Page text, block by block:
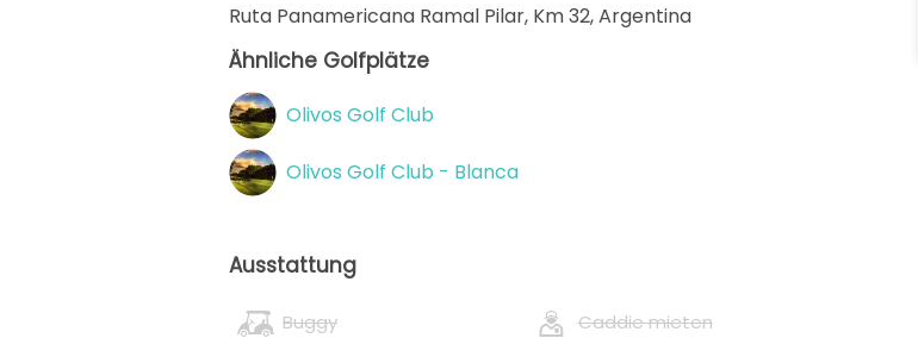
Ruta Panamericana Ramal Pilar, Km 32,Argentina
Ähnliche Golfplätze
Olivos Golf Club
Olivos Golf Club - Blanca
Ausstattung
Buggy Caddie mieten